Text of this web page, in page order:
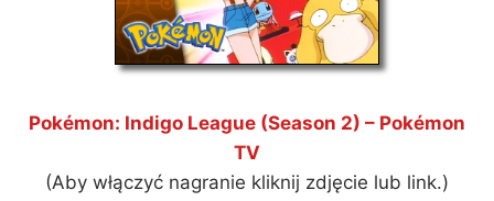
Pokémon: Indigo League (Season 2) – Pokémon
TV
(Aby włączyć nagranie kliknij zdjęcie lub link.)